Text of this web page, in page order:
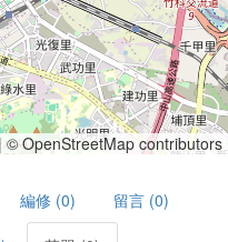
|© OpenStreetMap contributors
編修 (0) 留言 (0)